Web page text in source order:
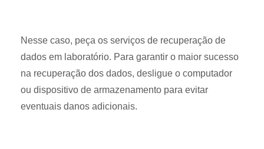
Nesse caso, peça os serviços de recuperação de
dados em laboratório. Para garantir o maior sucesso
na recuperação dos dados, desligue o computador
ou dispositivo de armazenamento para evitar
eventuais danos adicionais.